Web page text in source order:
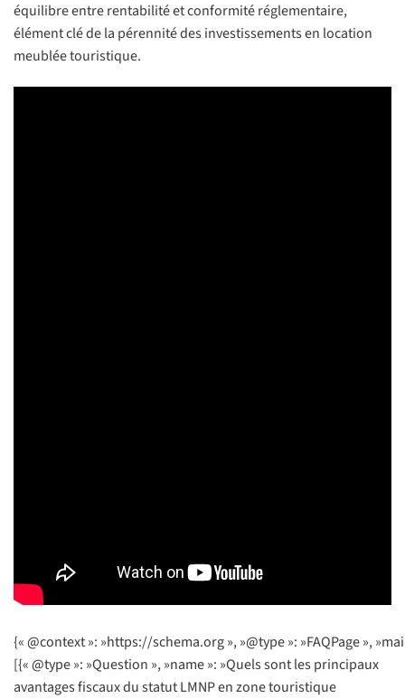
équilibre entre rentabilité et conformité réglementaire,
élément clé de la pérennité des investissements en location
meublée touristique.
{« @context »: »https://schema.org », »@type »: »FAQPage »,
[{« @type »: »Question », »name »: »Quels sont les principaux
avantages fiscaux du statut LMNP en zone touristique